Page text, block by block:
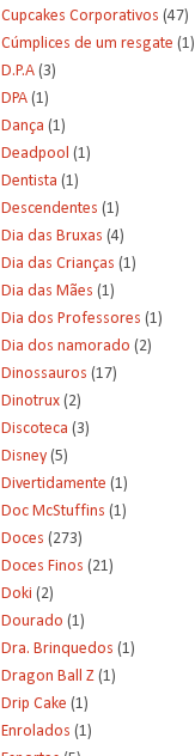
Cupcakes Corporativos (47)
Cúmplices de um resgate (1)
D.P.A (3)
DPA (1)
Dança (1)
Deadpool (1)
Dentista (1)
Descendentes (1)
Dia das Bruxas (4)
Dia das Crianças (1)
Dia das Mães (1)
Dia dos Professores (1)
Dia dos namorado (2)
Dinossauros (17)
Dinotrux (2)
Discoteca (3)
Disney (5)
Divertidamente (1)
Doc McStuffins (1)
Doces (273)
Doces Finos (21)
Doki (2)
Dourado (1)
Dra. Brinquedos (1)
Dragon Ball Z (1)
Drip Cake (1)
Enrolados (1)